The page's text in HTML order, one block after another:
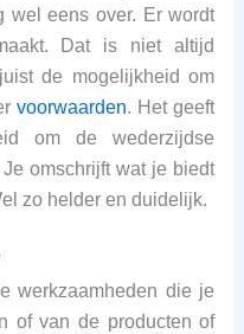
wel eens over. Er wordt
Dat is niet altijd
de mogelijkheid om
voorwaarden. Het geeft
om de wederzijdse
omschrijft wat je biedt
zo helder en duidelijk.
werkzaamheden die je
of van de producten of